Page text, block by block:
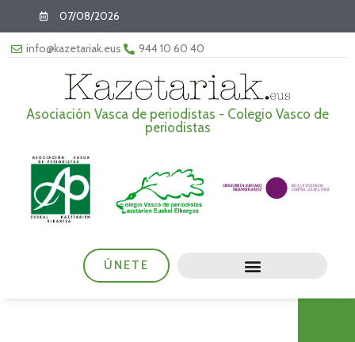
07/08/2026
info@kazetariak.eus 944 10 60 40
Asociación Vasca de periodistas - Colegio Vasco de
periodistas
ÚNETE